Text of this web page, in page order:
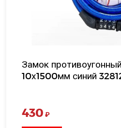
Замок
10х1500мм синий
430 ₽